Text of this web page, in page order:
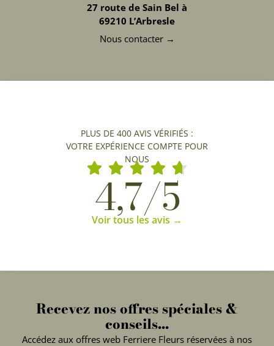
27 route de Sain Bel à
69210 L’Arbresle
Nous contacter →
PLUS DE 400 AVIS VÉRIFIÉS :
VOTRE EXPÉRIENCE COMPTE POUR
NOUS
4,7/5
Voir tous les avis →
Recevez nos offres spéciales &
conseils...
Accédez aux offres web Ferriere Fleurs réservées à nos